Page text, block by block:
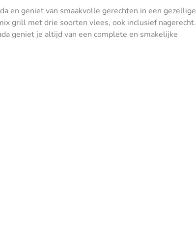
en geniet van smaakvolle gerechten in een gezellige
grill met drie soorten vlees, ook inclusief nagerecht.
geniet je altijd van een complete en smakelijke